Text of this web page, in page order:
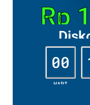
Rp
00
HARI